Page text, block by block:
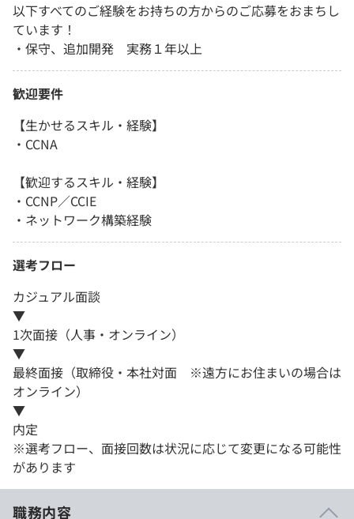
以下すべてのご経験をお持ちの方からのご応募をおまちし
ています！
・保守、追加開発 実務１年以上
歓迎要件
【生かせるスキル・経験】
・CCNA
【歓迎するスキル・経験】
・CCNP／CCIE
・ネットワーク構築経験
選考フロー
カジュアル面談
▼
1次面接（人事・オンライン）
▼
最終面接（取締役・本社対面 ※遠方にお住まいの場合は
オンライン）
▼
内定
※選考フロー、面接回数は状況に応じて変更になる可能性
があります
職務内容